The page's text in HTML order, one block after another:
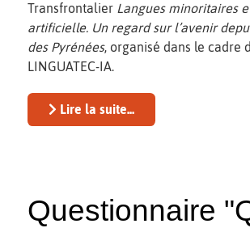
Transfrontalier Langues minoritaires
artificielle. Un regard sur l’avenir
des Pyrénées, organisé dans le cadre
LINGUATEC-IA.
Lire la suite...
Questionnaire